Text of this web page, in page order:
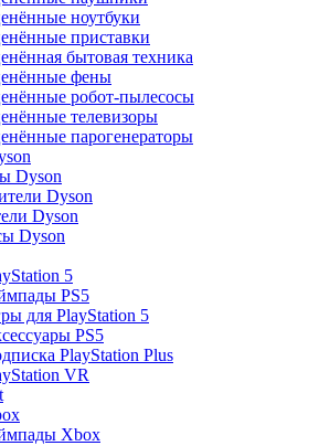
ноутбуки
приставки
бытовая техника
фены
робот-пылесосы
телевизоры
парогенераторы
Dyson
Dyson
Dyson
Dyson
5
PS5
для PlayStation 5
PS5
PlayStation Plus
VR
Xbox